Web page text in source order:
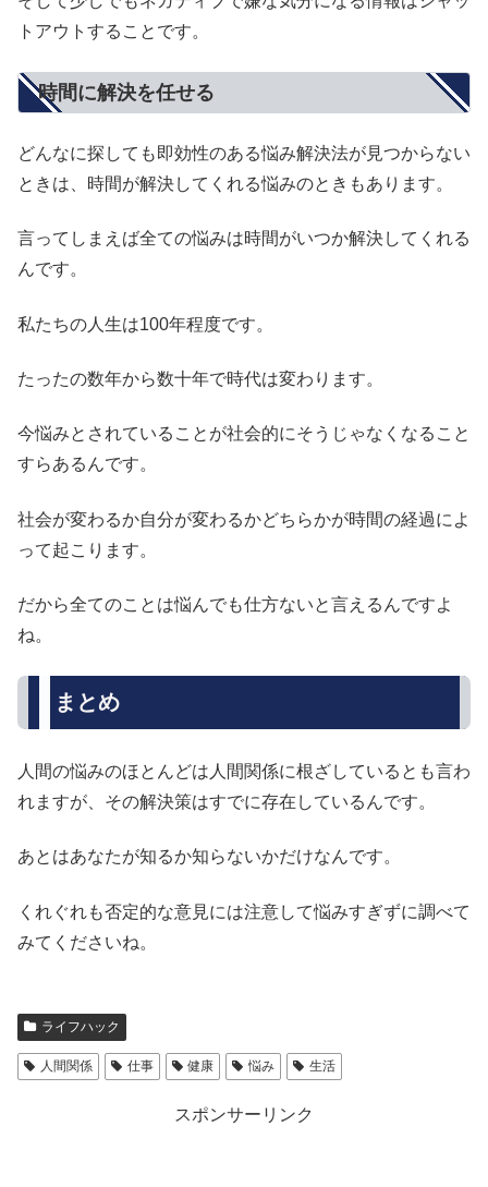
トアウトすることです。
時間に解決を任せる
どんなに探しても即効性のある悩み解決法が見つからない
ときは、時間が解決してくれる悩みのときもあります。
言ってしまえば全ての悩みは時間がいつか解決してくれる
んです。
私たちの人生は100年程度です。
たったの数年から数十年で時代は変わります。
今悩みとされていることが社会的にそうじゃなくなること
すらあるんです。
社会が変わるか自分が変わるかどちらかが時間の経過によ
って起こります。
だから全てのことは悩んでも仕方ないと言えるんですよ
ね。
まとめ
人間の悩みのほとんどは人間関係に根ざしているとも言わ
れますが、その解決策はすでに存在しているんです。
あとはあなたが知るか知らないかだけなんです。
くれぐれも否定的な意見には注意して悩みすぎずに調べて
みてくださいね。
ライフハック
人間関係 仕事 健康 悩み 生活
スポンサーリンク